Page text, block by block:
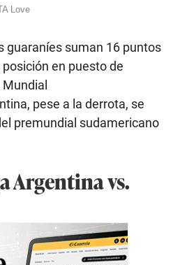
guaraníes suman 16 puntos
en puesto de
pese a la derrota, se
premundial sudamericano
Argentina vs.